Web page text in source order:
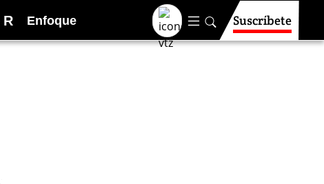
R Enfoque Suscríbete